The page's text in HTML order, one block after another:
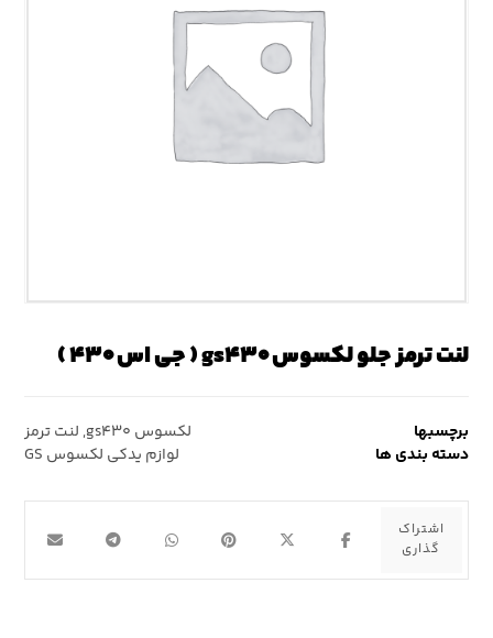
لنت ترمز جلو لکسوس gs۴۳۰ ( جی اس ۴۳۰ )
برچسبها لکسوس gs۴۳۰ , لنت ترمز
دسته بندی ها
لوازم یدکی لکسوس GS